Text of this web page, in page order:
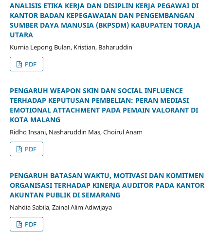
ANALISIS ETIKA KERJA DAN DISIPLIN KERJA PEGAWAI DI
KANTOR BADAN KEPEGAWAIAN DAN PENGEMBANGAN
SUMBER DAYA MANUSIA (BKPSDM) KABUPATEN TORAJA
UTARA
Kurnia Lepong Bulan, Kristian, Baharuddin
PDF
PENGARUH WEAPON SKIN DAN SOCIAL INFLUENCE
TERHADAP KEPUTUSAN PEMBELIAN: PERAN MEDIASI
EMOTIONAL ATTACHMENT PADA PEMAIN VALORANT DI
KOTA MALANG
Ridho Insani, Nasharuddin Mas, Choirul Anam
PDF
PENGARUH BATASAN WAKTU, MOTIVASI DAN KOMITMEN
ORGANISASI TERHADAP KINERJA AUDITOR PADA KANTOR
AKUNTAN PUBLIK DI SEMARANG
Nahdia Sabila, Zainal Alim Adiwijaya
PDF